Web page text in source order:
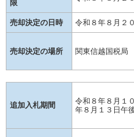
限
売却決定の日時 令和８年８月２
売却決定の場所 関東信越国税局
追加入札期間
令和８年８月１
年８月１３日午